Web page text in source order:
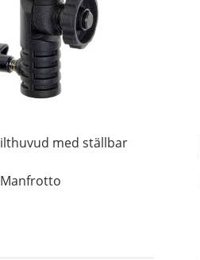
med ställbar